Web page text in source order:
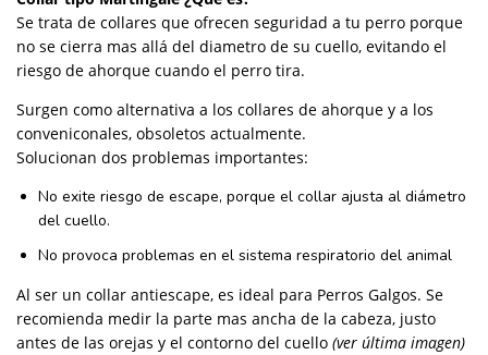
Se trata de collares que ofrecen seguridad a tu perro porque
no se cierra mas allá del diametro de su cuello, evitando el
riesgo de ahorque cuando el perro tira.
Surgen como alternativa a los collares de ahorque y a los
conveniconales, obsoletos actualmente.
Solucionan dos problemas importantes:
No exite riesgo de escape, porque el collar ajusta al diámetro
del cuello.
No provoca problemas en el sistema respiratorio del animal
Al ser un collar antiescape, es ideal para Perros Galgos. Se
recomienda medir la parte mas ancha de la cabeza, justo
antes de las orejas y el contorno del cuello (ver última imagen)